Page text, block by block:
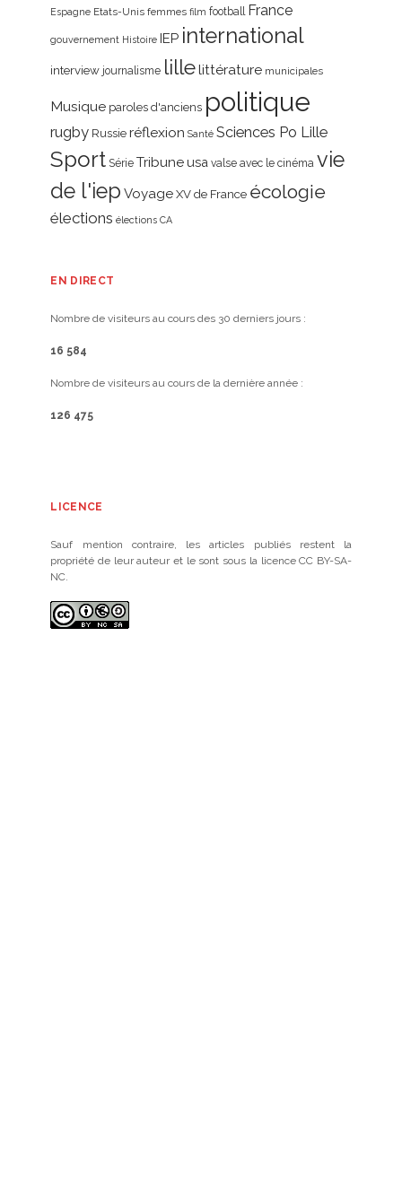
Espagne Etats-Unis femmes film football France
gouvernement Histoire IEP international
interview journalisme lillelittérature municipales
Musique paroles d'anciens politique
rugby Russie réflexion Santé Sciences Po Lille
Sport Série Tribune usa valse avec le cinéma vie
de l'iep Voyage XV de France écologie
élections élections CA
EN DIRECT
Nombre de visiteurs au cours des 30 derniers jours :
16 584
Nombre de visiteurs au cours de la dernière année :
126 475
LICENCE
Sauf mention contraire, les articles publiés restent la
propriété de leur auteur et le sont sous la licence CC BY-SA-
NC.